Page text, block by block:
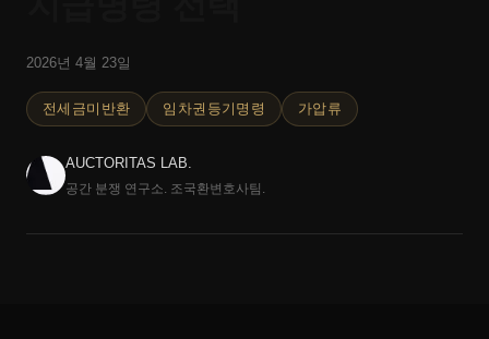
2026년 4월 23일
전세금미반환 임차권등기명령 가압류
AUCTORITAS LAB.
공간 분쟁 연구소. 조국환변호사팀.